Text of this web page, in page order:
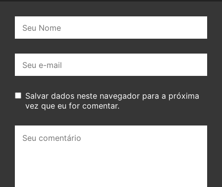
mail:
Salvar dados neste navegador para a próxima
vez que eu for comentar.
comentário: